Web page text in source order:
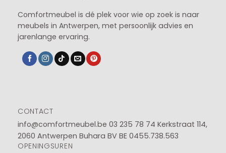
Comfortmeubel is dé plek voor wie op zoek is naar
meubels in Antwerpen, met persoonlijk advies en
jarenlange ervaring.
CONTACT
info@comfortmeubel.be 03 235 78 74 Kerkstraat 114,
2060 Antwerpen Buhara BV BE 0455.738.563
OPENINGSUREN